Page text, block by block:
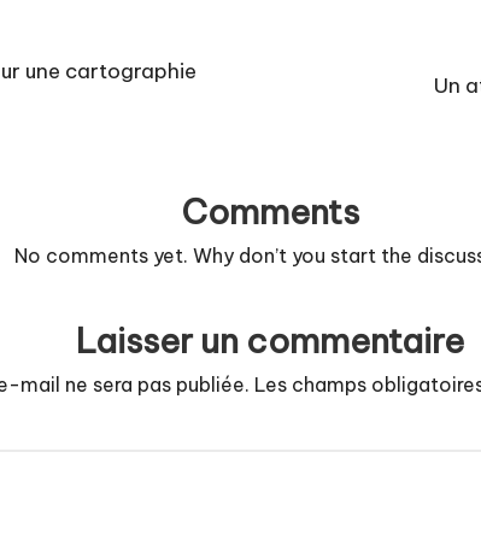
une cartographie
Un
Comments
No comments yet. Why don’t you start the
Laisser un commentaire
mail ne sera pas publiée. Les champs